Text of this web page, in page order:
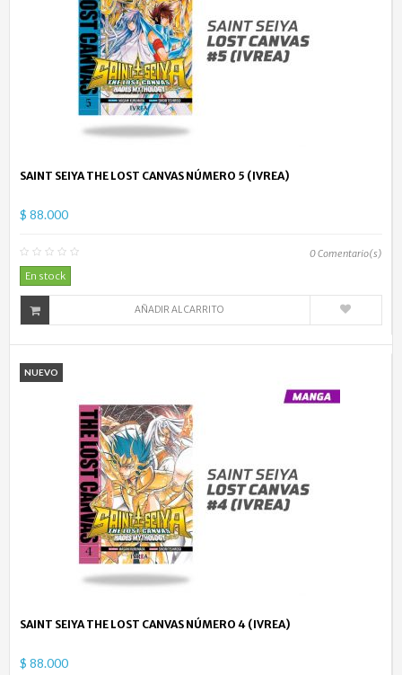
SAINT SEIYA THE LOST CANVAS NÚMERO 5 (IVREA)
$ 88.000
0Comentario(s)
En stock
AÑADIR AL CARRITO
NUEVO
SAINT SEIYA THE LOST CANVAS NÚMERO 4 (IVREA)
$ 88.000